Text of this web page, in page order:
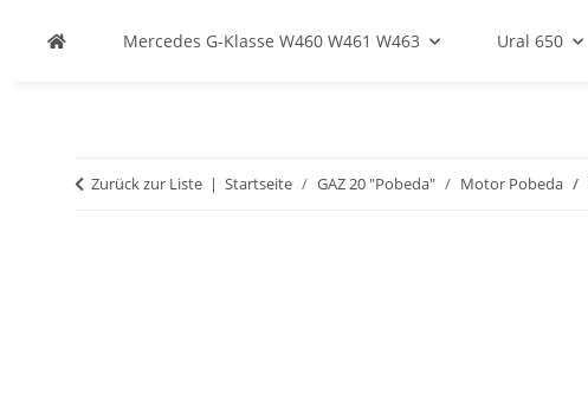
Mercedes G-Klasse W460 W461 W463 Ural 650
Zurück zur Liste Startseite GAZ 20 "Pobeda" Motor Pobeda